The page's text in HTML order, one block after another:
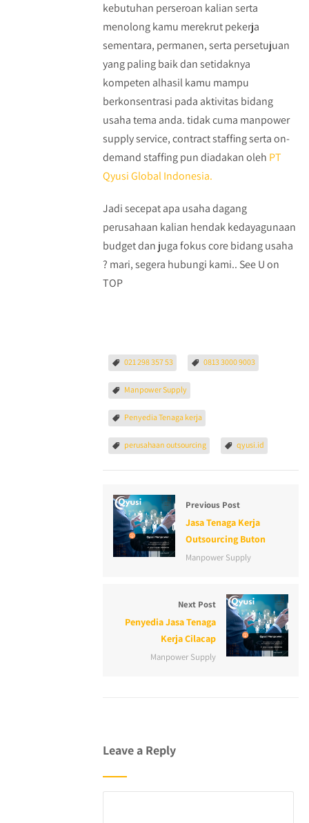
kebutuhan perseroan kalian serta
menolong kamu merekrut pekerja
sementara, permanen, serta persetujuan
yang paling baik dan setidaknya
kompeten alhasil kamu mampu
berkonsentrasi pada aktivitas bidang
usaha tema anda. tidak cuma manpower
supply service, contract staffing serta on-
demand staffing pun diadakan oleh PT
Qyusi Global Indonesia.
Jadi secepat apa usaha dagang
perusahaan kalian hendak kedayagunaan
budget dan juga fokus core bidang usaha
? mari, segera hubungi kami.. See U on
TOP
021 298 357 53 0813 3000 9003
Manpower Supply
Penyedia Tenaga kerja
perusahaan outsourcing qyusi.id
Previous Post
Jasa Tenaga Kerja
Outsourcing Buton
Manpower Supply
Next Post
Penyedia Jasa Tenaga
Kerja Cilacap
Manpower Supply
Leave a Reply